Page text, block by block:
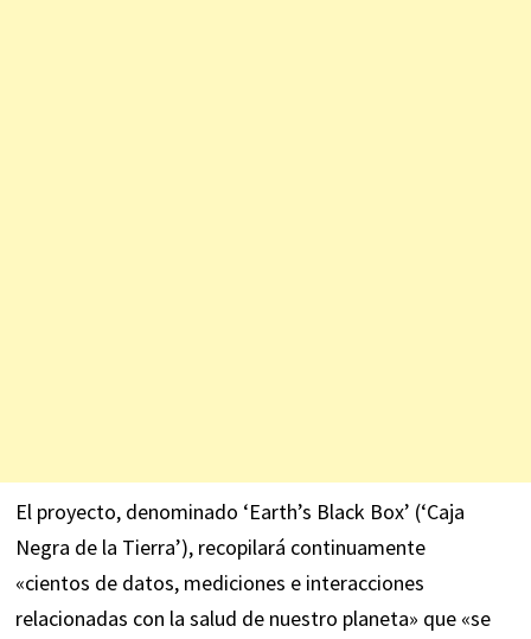
El proyecto, denominado ‘Earth’s Black Box’ (‘Caja
Negra de la Tierra’), recopilará continuamente
«cientos de datos, mediciones e interacciones
relacionadas con la salud de nuestro planeta» que «se